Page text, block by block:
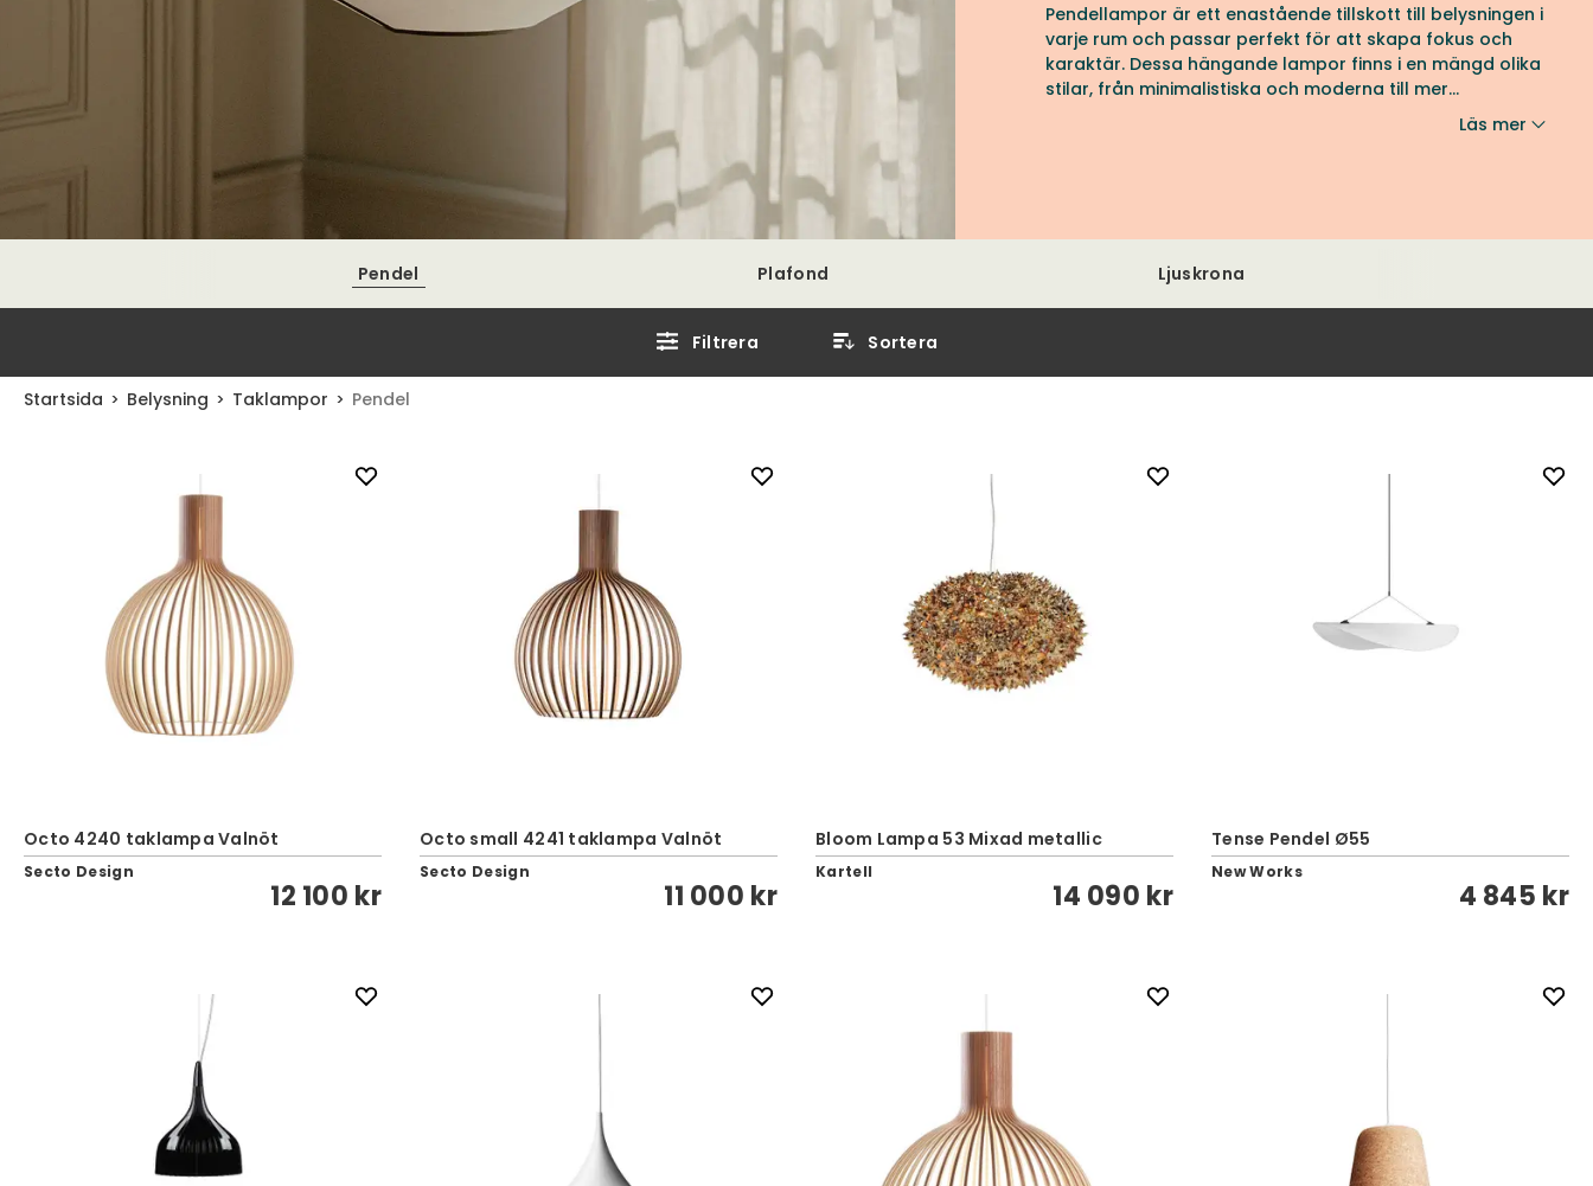
Pendellampor är ett enastående tillskott till belysningen i
varje rum och passar perfekt för att skapa fokus och
karaktär. Dessa hängande lampor finns i en mängd olika
stilar, från minimalistiska och moderna till mer
traditionella och utsmyckade. Du kan placera dem över
Läs mer
Pendel Plafond Ljuskrona
Filtrera Sortera
Startsida Belysning Taklampor Pendel
Octo 4240 taklampa Valnöt
Secto Design
12 100 kr
Octo small 4241 taklampa Valnöt
Secto Design
11 000 kr
Bloom Lampa 53 Mixad metallic
Kartell
14 090 kr
Tense Pendel Ø55
New Works
4 845 kr